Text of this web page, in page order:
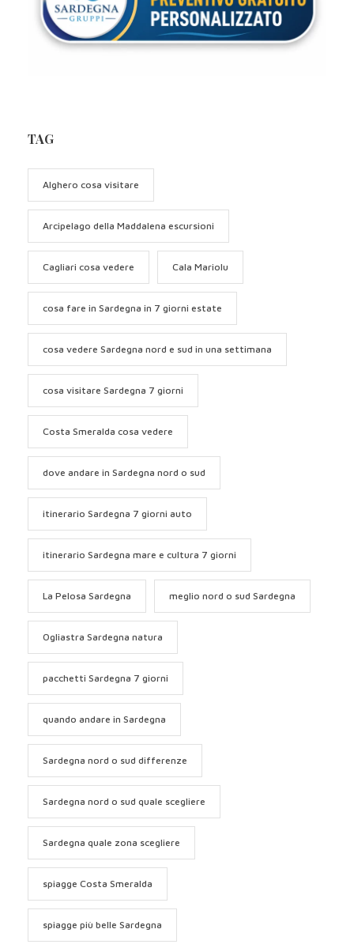
TAG
Alghero cosa visitare
Arcipelago della Maddalena escursioni
Cagliari cosa vedere Cala Mariolu
cosa fare in Sardegna in 7 giorni estate
cosa vedere Sardegna nord e sud in una settimana
cosa visitare Sardegna 7 giorni
Costa Smeralda cosa vedere
dove andare in Sardegna nord o sud
itinerario Sardegna 7 giorni auto
itinerario Sardegna mare e cultura 7 giorni
La Pelosa Sardegna meglio nord o sud Sardegna
Ogliastra Sardegna natura
pacchetti Sardegna 7 giorni
quando andare in Sardegna
Sardegna nord o sud differenze
Sardegna nord o sud quale scegliere
Sardegna quale zona scegliere
spiagge Costa Smeralda
spiagge più belle Sardegna